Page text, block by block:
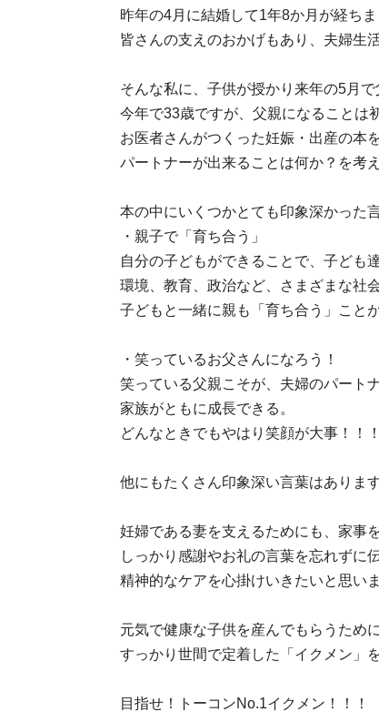
昨年の4月に結婚して1年8か月が経ちま
皆さんの支えのおかげもあり、夫婦生
そんな私に、子供が授かり来年の5月で
今年で33歳ですが、父親になることは
お医者さんがつくった妊娠・出産の本
パートナーが出来ることは何か？を考
本の中にいくつかとても印象深かった
・親子で「育ち合う」
自分の子どもができることで、子ども
環境、教育、政治など、さまざまな社
子どもと一緒に親も「育ち合う」こと
・笑っているお父さんになろう！
笑っている父親こそが、夫婦のパート
家族がともに成長できる。
どんなときでもやはり笑顔が大事！！！
他にもたくさん印象深い言葉はありま
妊婦である妻を支えるためにも、家事
しっかり感謝やお礼の言葉を忘れずに伝
精神的なケアを心掛けいきたいと思いま
元気で健康な子供を産んでもらうために
すっかり世間で定着した「イクメン」
目指せ！トーコンNo.1イクメン！！！